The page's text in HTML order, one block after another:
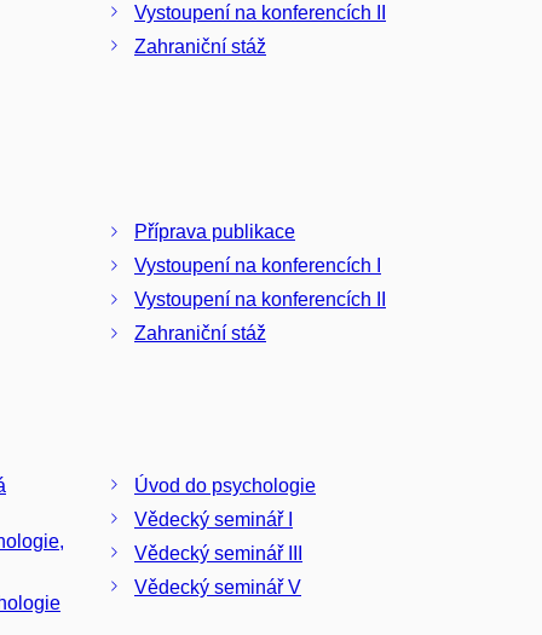
Vystoupení na konferencích II
Zahraniční stáž
Příprava publikace
Vystoupení na konferencích I
Vystoupení na konferencích II
Zahraniční stáž
Úvod do psychologie
Vědecký seminář I
Vědecký seminář III
Vědecký seminář V